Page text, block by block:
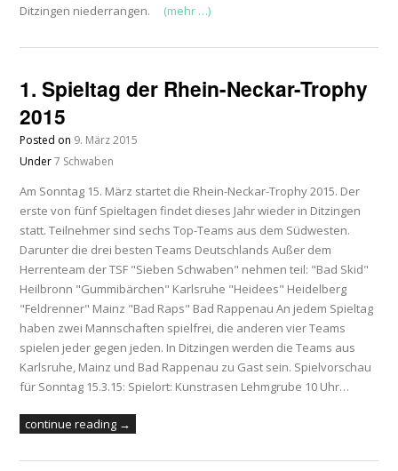
Ditzingen niederrangen. (mehr …)
1. Spieltag der Rhein-Neckar-Trophy
2015
Posted on 9. März 2015
Under7 Schwaben
Am Sonntag 15. März startet die Rhein-Neckar-Trophy 2015. Der
erste von fünf Spieltagen findet dieses Jahr wieder in Ditzingen
statt. Teilnehmer sind sechs Top-Teams aus dem Südwesten.
Darunter die drei besten Teams Deutschlands Außer dem
Herrenteam der TSF "Sieben Schwaben" nehmen teil: "Bad Skid"
Heilbronn "Gummibärchen" Karlsruhe "Heidees" Heidelberg
"Feldrenner" Mainz "Bad Raps" Bad Rappenau An jedem Spieltag
haben zwei Mannschaften spielfrei, die anderen vier Teams
spielen jeder gegen jeden. In Ditzingen werden die Teams aus
Karlsruhe, Mainz und Bad Rappenau zu Gast sein. Spielvorschau
für Sonntag 15.3.15: Spielort: Kunstrasen Lehmgrube 10 Uhr…
continue reading →